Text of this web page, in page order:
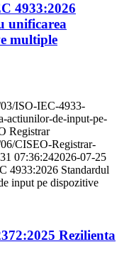
4933:2026
unificarea
multiple
ISO-IEC-4933-
actiunilor-de-input-pe-
Registrar
CISEO-Registrar-
07:36:242026-07-25
4933:2026 Standardul
input pe dispozitive
Rezilienta